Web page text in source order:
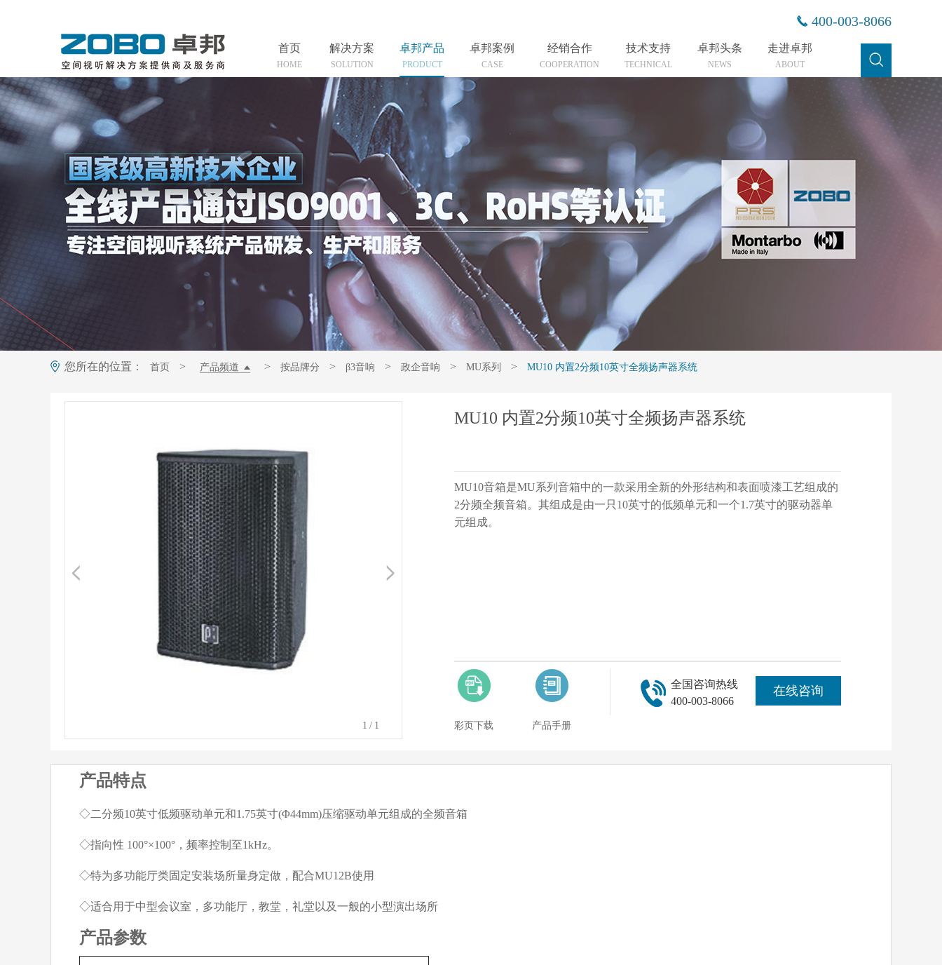
400-003-8066
首页
HOME
解决方案
SOLUTION
卓邦产品
PRODUCT
卓邦案例
CASE
经销合作
COOPERATION
技术支持
TECHNICAL
卓邦头条
NEWS
走进卓邦
ABOUT
您所在的位置： 首页 > 产品频道 > 按品牌分 > β3音响 > 政企音响 > MU系列 > MU10 内置2分频10英寸全频扬声器系统
1 /1
MU10 内置2分频10英寸全频扬声器系统
MU10音箱是MU系列音箱中的一款采用全新的外形结构和表面喷漆工艺组成的
2分频全频音箱。其组成是由一只10英寸的低频单元和一个1.7英寸的驱动器单
元组成。
彩页下载 产品手册
全国咨询热线
400-003-8066
在线咨询
产品特点
◇二分频10英寸低频驱动单元和1.75英寸(Φ44mm)压缩驱动单元组成的全频音箱
◇指向性 100°×100°，频率控制至1kHz。
◇特为多功能厅类固定安装场所量身定做，配合MU12B使用
◇适合用于中型会议室，多功能厅，教堂，礼堂以及一般的小型演出场所
产品参数